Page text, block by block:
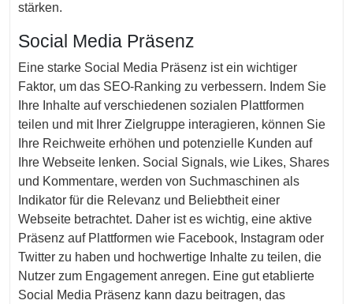
stärken.
Social Media Präsenz
Eine starke Social Media Präsenz ist ein wichtiger
Faktor, um das SEO-Ranking zu verbessern. Indem Sie
Ihre Inhalte auf verschiedenen sozialen Plattformen
teilen und mit Ihrer Zielgruppe interagieren, können Sie
Ihre Reichweite erhöhen und potenzielle Kunden auf
Ihre Webseite lenken. Social Signals, wie Likes, Shares
und Kommentare, werden von Suchmaschinen als
Indikator für die Relevanz und Beliebtheit einer
Webseite betrachtet. Daher ist es wichtig, eine aktive
Präsenz auf Plattformen wie Facebook, Instagram oder
Twitter zu haben und hochwertige Inhalte zu teilen, die
Nutzer zum Engagement anregen. Eine gut etablierte
Social Media Präsenz kann dazu beitragen, das